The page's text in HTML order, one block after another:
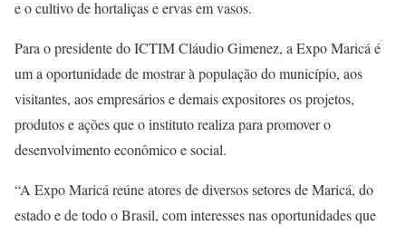
e o cultivo de hortaliças e ervas em vasos.
Para o presidente do ICTIM Cláudio Gimenez, a Expo Maricá é
um a oportunidade de mostrar à população do município, aos
visitantes, aos empresários e demais expositores os projetos,
produtos e ações que o instituto realiza para promover o
desenvolvimento econômico e social.
“A Expo Maricá reúne atores de diversos setores de Maricá, do
estado e de todo o Brasil, com interesses nas oportunidades que